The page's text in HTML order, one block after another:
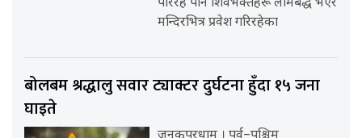
परिरहे पनि शिवभक्तहरू लामबद्ध भएर
मन्दिरभित्र प्रवेश गरिरहेका
बोलबम श्रद्धालु सवार ट्याक्टर दुर्घटना हुँदा १५ जना
घाइते